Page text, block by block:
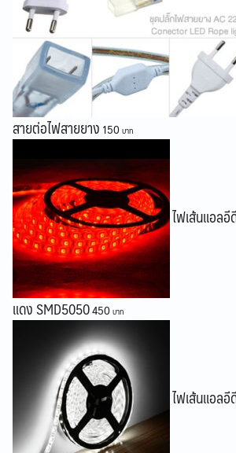
สายต่อไฟสายยาง 150
ไฟเส้นแอล
แดง SMD5050450
ไฟเส้นแอล